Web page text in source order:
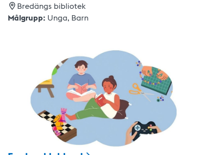
Bredängs bibliotek
Målgrupp: Unga, Barn